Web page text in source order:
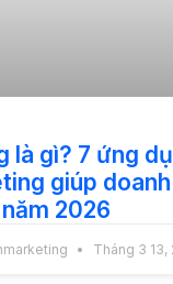
là gì? 7 ứng
giúp
2026
Tháng 3 13,